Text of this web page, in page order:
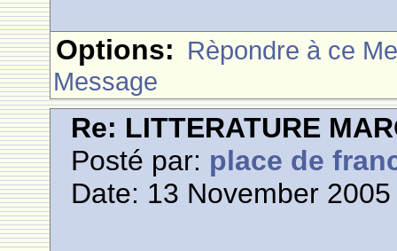
Options: Rèpondre à ce
Message
Re: LITTERATURE
Posté par: place de
Date: 13 November